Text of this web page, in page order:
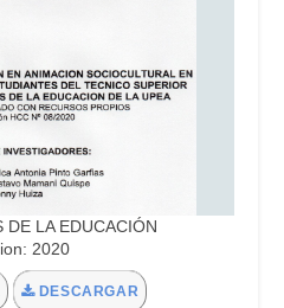
DE LA EDUCACIÓN
2020
DESCARGAR